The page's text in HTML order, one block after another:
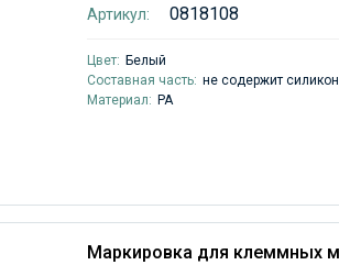
Артикул: 0818108
Цвет: Белый
Составная часть: не содержит
Материал: PA
Маркировка для клеммных